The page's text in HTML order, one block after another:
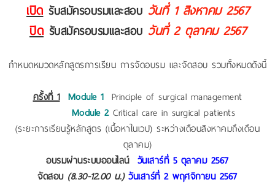
เปิดรับสมัครอบรมและสอบ วันที่ 1สิงหาคม 2567
ปิด รับสมัครอบรมและสอบ วันที่ 2 ตุลาคม 2567
กำหนดหมวดหลักสูตรการเรียน การจัดอบรม และจัดสอบ รวมทั้งหมดดังนี้
ครั้งที่ 1 Module 1Principle of surgical management
Module 2Critical care in surgical patients
(ระยะการเรียนรู้หลักสูตร (เนื้อหาในเวป) ระหว่างเดือนสิงหาคมถึงเดือน
ตุลาคม)
อบรมผ่านระบบออนไลน์ วันเสาร์ที่ 5 ตุลาคม 2567
จัดสอบ (8.30-12.00 น.)วันเสาร์ที่ 2 พฤศจิกายน 2567